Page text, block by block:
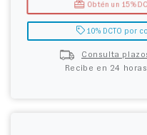
Obtén un 15%
10% DCTO por
Consulta
Recibe en 24